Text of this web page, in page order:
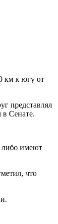
км к югу от
представлял
в Сенате.
либо имеют
что